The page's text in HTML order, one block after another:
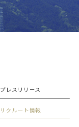
プレスリリース
リクルート情報